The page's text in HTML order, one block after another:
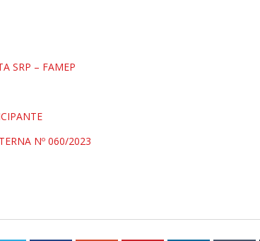
SRP – FAMEP
Nº 060/2023